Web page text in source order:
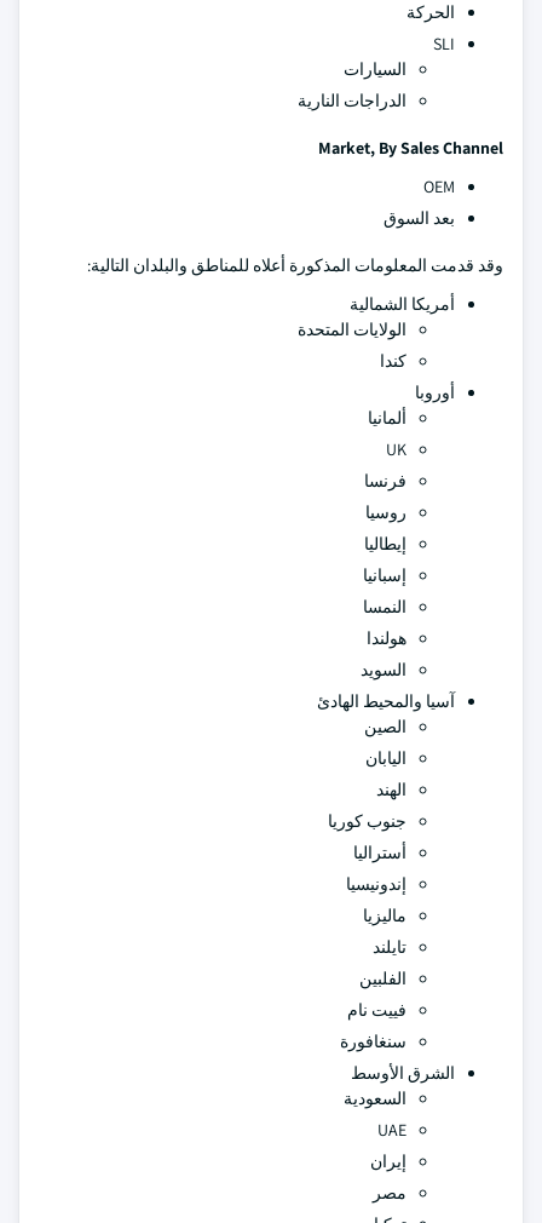
الحركة
SLI
السيارات
الدراجات النارية
Market, By Sales Channel
OEM
بعد السوق
وقد قدمت المعلومات المذكورة أعلاه للمناطق والبلدان التالية:
أمريكا الشمالية
الولايات المتحدة
كندا
أوروبا
ألمانيا
UK
فرنسا
روسيا
إيطاليا
إسبانيا
النمسا
هولندا
السويد
آسيا والمحيط الهادئ
الصين
اليابان
الهند
جنوب كوريا
أستراليا
إندونيسيا
ماليزيا
تايلند
الفلبين
فييت نام
سنغافورة
الشرق الأوسط
السعودية
UAE
إيران
مصر